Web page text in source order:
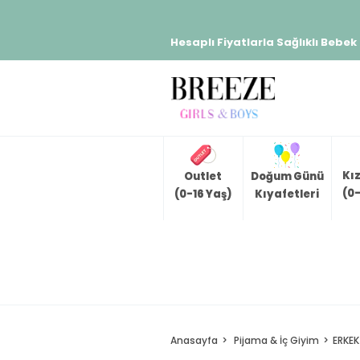
Hesaplı Fiyatlarla Sağlıklı
Outlet
(0-16 Yaş)
Doğum Günü
Kıyafetleri
Anasayfa Pijama & İç Giyim ERKEK